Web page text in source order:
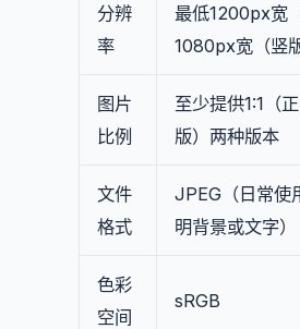
分辨
率
最低1200px宽
1080px宽（竖版
图片
比例
至少提供1:1（
版）两种版本
文件
格式
JPEG（日常使
明背景或文字）
色彩
空间
sRGB